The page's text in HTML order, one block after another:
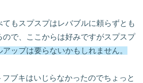
てもスプスプはレバブルに頼らずとも
ので、ここからは好みですがスプスプ
アップは要らないかもしれません。
ブキはいじらなかったのでちょっと